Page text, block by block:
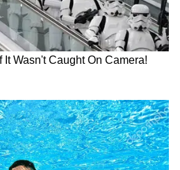
इस शिकायत पर
प्रतिक्रिया